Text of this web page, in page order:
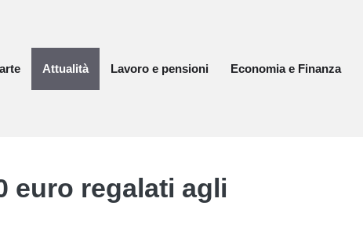
Attualità Lavoro e pensioni Economia e Finanza
euro regalati agli